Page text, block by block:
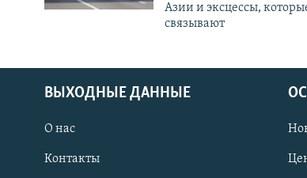
Азии и эксцессы,
связывают
ВЫХОДНЫЕ ДАННЫЕ
О нас
Контакты